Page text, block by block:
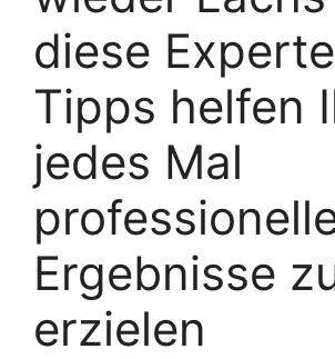
diese
Tipps helfen
jedes Mal
Ergebnisse
erzielen